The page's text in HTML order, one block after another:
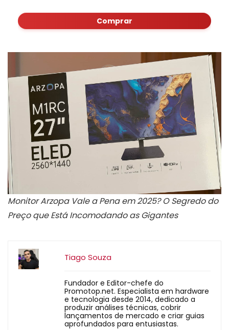
Comprar
Monitor Arzopa Vale a Pena em 2025? O Segredo do
Preço que Está Incomodando as Gigantes
Tiago Souza
Fundador e Editor-chefe do
Promotop.net. Especialista em hardware
e tecnologia desde 2014, dedicado a
produzir análises técnicas, cobrir
lançamentos de mercado e criar guias
aprofundados para entusiastas.